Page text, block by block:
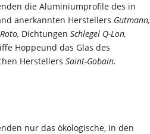
die Aluminiumprofile des in
anerkannten Herstellers Gutmann,
DichtungenSchlegel Q-Lon,
Hoppeund das Glas des
HerstellersSaint-Gobain.
nur das ökologische, in den